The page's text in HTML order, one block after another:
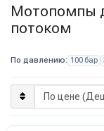
Мотопомпы
потоком
По давлению: 100 бар